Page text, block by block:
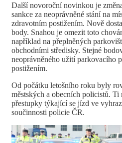
Další novoroční novinkou je
sankce za neoprávněné stání na
zdravotním postižením. Nově
body. Snahou je omezit toto
například na přeplněných
obchodními středisky. Stejné
neoprávněného užití parkovacího
postižením.
Od počátku letošního roku byly
městských a obecních policistů.
přestupky týkající se jízd ve
součinnosti policie ČR.